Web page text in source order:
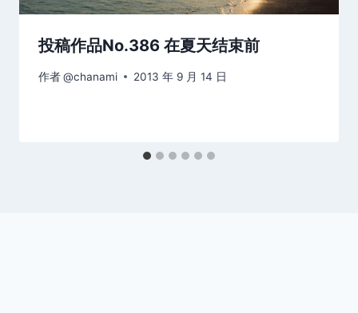
投稿作品No.386 在夏天结束前
作者@chanami 2013 年 9 月 14 日